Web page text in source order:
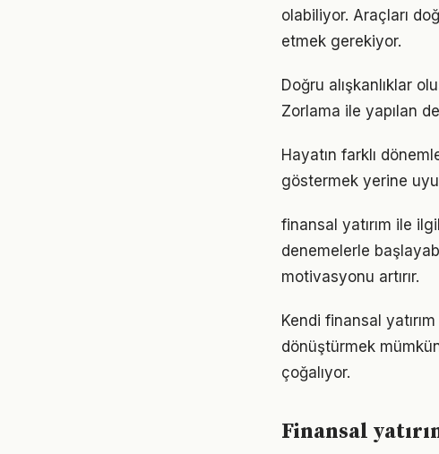
olabiliyor. Araçları
etmek gerekiyor.
Doğru alışkanlıklar
Zorlama ile yapılan
Hayatın farklı
göstermek yerine
finansal yatırım ile
denemelerle
motivasyonu artırır.
Kendi finansal
dönüştürmek
çoğalıyor.
Finansal